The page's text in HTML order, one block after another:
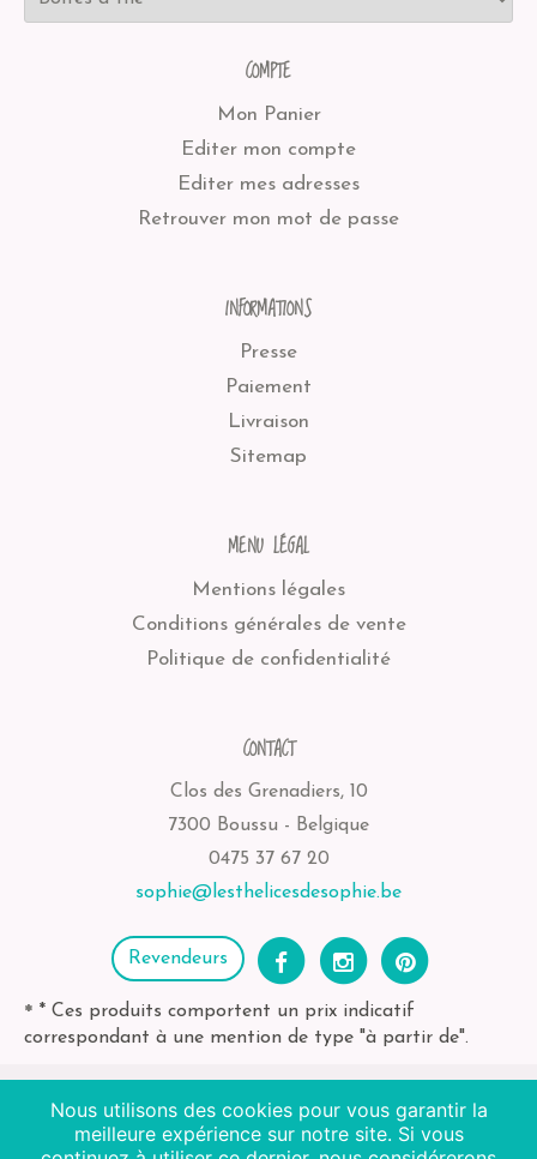
COMPTE
Mon Panier
Editer mon compte
Editer mes adresses
Retrouver mon mot de passe
INFORMATIONS
Presse
Paiement
Livraison
Sitemap
MENU LÉGAL
Mentions légales
Conditions générales de vente
Politique de confidentialité
CONTACT
Clos des Grenadiers, 10
7300 Boussu - Belgique
0475 37 67 20
sophie@lesthelicesdesophie.be
Revendeurs
* * Ces produits comportent un prix indicatif
correspondant à une mention de type "à partir de".
2026Les Thélices de Sophie| BE-bio-03 Agriculture
Nous utilisons des cookies pour vous garantir la
meilleure expérience sur notre site. Si vous